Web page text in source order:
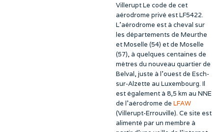
Villerupt Le code de cet
aérodrome privé est LF5422.
L’aérodrome est à cheval sur
les départements de Meurthe
et Moselle (54) et de Moselle
(57), à quelques centaines de
mètres du nouveau quartier de
Belval, juste à l’ouest de Esch-
sur-Alzette au Luxembourg. Il
est également à 8,5 km au NNE
de l’aérodrome de LFAW
(Villerupt-Errouville). Ce site est
alimenté par un membre à